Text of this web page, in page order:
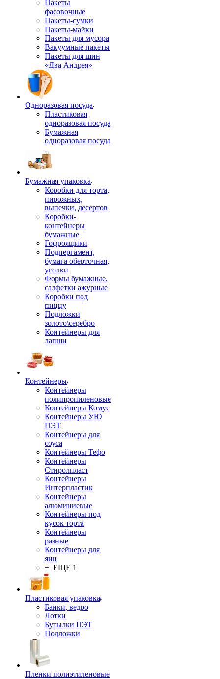
Пакеты
фасовочные
Пакеты-сумки
Пакеты-майки
Пакеты для мусора
Вакуумные пакеты
Пакеты для шин
«Два Андрея»
Одноразовая посуда
Пластиковая
одноразовая посуда
Бумажная
одноразовая посуда
Бумажная упаковка
Коробки для торта,
пирожных,
выпечки, десертов
Коробки-
контейнеры
бумажные
Гофроящики
Подпергамент,
бумага оберточная,
уголки
Формы бумажные,
салфетки ажурные
Коробки под
пиццу
Подложки
золото\серебро
Контейнеры для
лапши
Контейнеры
Контейнеры
полипропиленовые
Контейнеры Комус
Контейнеры УЮ
ПЭТ
Контейнеры для
соуса
Контейнеры Тефо
Контейнеры
Стиролпласт
Контейнеры
Интерпластик
Контейнеры
алюминиевые
Контейнеры под
кусок торта
Контейнеры
разные
Контейнеры для
яиц
+ ЕЩЕ 1
Пластиковая упаковка
Банки, ведро
Лотки
Бутылки ПЭТ
Подложки
Пленки полиэтиленовые